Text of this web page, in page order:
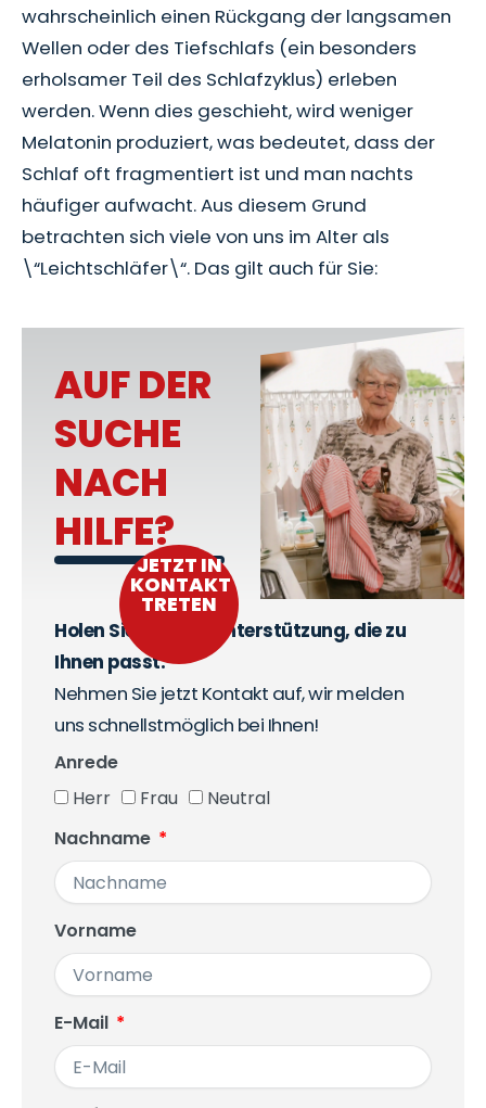
wahrscheinlich einen Rückgang der langsamen
Wellen oder des Tiefschlafs (ein besonders
erholsamer Teil des Schlafzyklus) erleben
werden. Wenn dies geschieht, wird weniger
Melatonin produziert, was bedeutet, dass der
Schlaf oft fragmentiert ist und man nachts
häufiger aufwacht. Aus diesem Grund
betrachten sich viele von uns im Alter als
\“Leichtschläfer\“. Das gilt auch für Sie:
AUF DER
SUCHE
NACH
HILFE?
JETZT IN
KONTAKT
TRETEN
Holen Sie sich die Unterstützung, die zu
Ihnen passt.
Nehmen Sie jetzt Kontakt auf, wir melden
uns schnellstmöglich bei Ihnen!
Anrede
Herr
Frau
Neutral
Nachname
Vorname
E-Mail